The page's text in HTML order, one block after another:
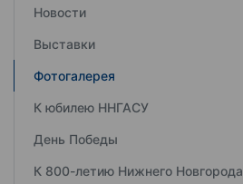
Новости
Выставки
Фотогалерея
К юбилею ННГАСУ
День Победы
К 800-летию Нижнего Новгорода